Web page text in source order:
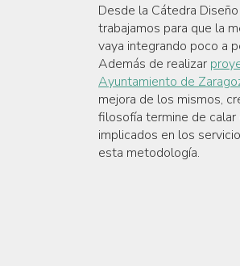
Desde la Cátedra
trabajamos para que la
vaya integrando poco a
Además de realizar
Ayuntamiento de
mejora de los mismos,
filosofía termine de calar
implicados en los
esta metodología.